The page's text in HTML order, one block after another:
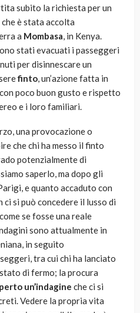
subito la richiesta per un
che è stata accolta
a Mombasa, in Kenya.
stati evacuati i passeggeri
per disinnescare un
finto, un’azione fatta in
poco buon gusto e rispetto
e i loro familiari.
una provocazione o
che chi ha messo il finto
potenzialmente di
saperlo, ma dopo gli
e quanto accaduto con
ci si può concedere il lusso di
se fosse una reale
sono attualmente in
in seguito
tra cui chi ha lanciato
di fermo; la procura
un’indagine che ci si
Vedere la propria vita